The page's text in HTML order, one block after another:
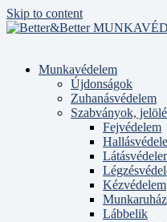
Skip to content
Munkavédelem
Újdonságok
Zuhanásvédelem
Szabványok,
Fejvédelem
Kézvédelem
Lábbelik